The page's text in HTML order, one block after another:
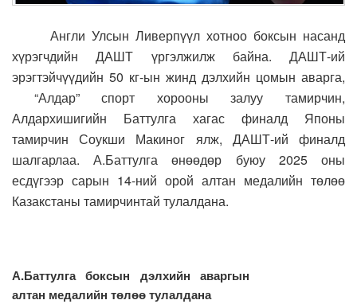
Англи Улсын Ливерпүүл хотноо боксын насанд
хүрэгчдийн ДАШТ үргэлжилж байна. ДАШТ-ий
эрэгтэйчүүдийн 50 кг-ын жинд дэлхийн цомын аварга,
“Алдар” спорт хорооны залуу тамирчин,
Алдархишигийн Баттулга хагас финалд Японы
тамирчин Соукши Макиног ялж, ДАШТ-ий финалд
шалгарлаа. А.Баттулга өнөөдөр буюу 2025 оны
есдүгээр сарын 14-ний орой алтан медалийн төлөө
Казакстаны тамирчинтай тулалдана.
А.Баттулга боксын дэлхийн аваргын
алтан медалийн төлөө тулалдана